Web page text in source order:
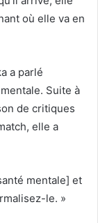
où elle va en
a parlé
Suite à
de critiques
elle a
mentale] et
le. »